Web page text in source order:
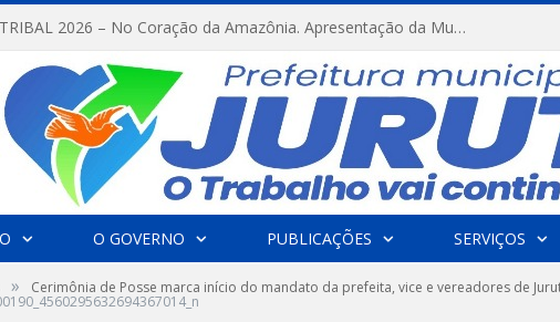
FESTRIBAL 2026 – No Coração da Amazônia. Apresentação da Munduruku.
O GOVERNO PUBLICAÇÕES SERVIÇOS
» Cerimônia de Posse marca início do mandato da prefeita, vice e vereadores de